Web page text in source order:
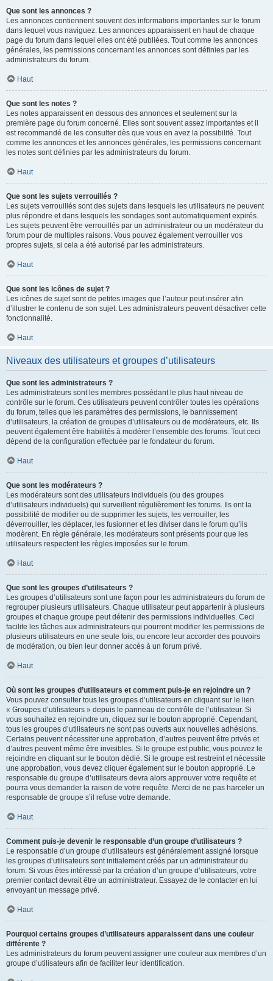
Que sont les annonces ?
Les annonces contiennent souvent des informations importantes sur le forum
dans lequel vous naviguez. Les annonces apparaissent en haut de chaque
page du forum dans lequel elles ont été publiées. Tout comme les annonces
générales, les permissions concernant les annonces sont définies par les
administrateurs du forum.
Haut
Que sont les notes ?
Les notes apparaissent en dessous des annonces et seulement sur la
première page du forum concerné. Elles sont souvent assez importantes et il
est recommandé de les consulter dès que vous en avez la possibilité. Tout
comme les annonces et les annonces générales, les permissions concernant
les notes sont définies par les administrateurs du forum.
Haut
Que sont les sujets verrouillés ?
Les sujets verrouillés sont des sujets dans lesquels les utilisateurs ne peuvent
plus répondre et dans lesquels les sondages sont automatiquement expirés.
Les sujets peuvent être verrouillés par un administrateur ou un modérateur du
forum pour de multiples raisons. Vous pouvez également verrouiller vos
propres sujets, si cela a été autorisé par les administrateurs.
Haut
Que sont les icônes de sujet ?
Les icônes de sujet sont de petites images que l’auteur peut insérer afin
d’illustrer le contenu de son sujet. Les administrateurs peuvent désactiver cette
fonctionnalité.
Haut
Niveaux des utilisateurs et groupes d’utilisateurs
Que sont les administrateurs ?
Les administrateurs sont les membres possédant le plus haut niveau de
contrôle sur le forum. Ces utilisateurs peuvent contrôler toutes les opérations
du forum, telles que les paramètres des permissions, le bannissement
d’utilisateurs, la création de groupes d’utilisateurs ou de modérateurs, etc. Ils
peuvent également être habilités à modérer l’ensemble des forums. Tout ceci
dépend de la configuration effectuée par le fondateur du forum.
Haut
Que sont les modérateurs ?
Les modérateurs sont des utilisateurs individuels (ou des groupes
d’utilisateurs individuels) qui surveillent régulièrement les forums. Ils ont la
possibilité de modifier ou de supprimer les sujets, les verrouiller, les
déverrouiller, les déplacer, les fusionner et les diviser dans le forum qu’ils
modèrent. En règle générale, les modérateurs sont présents pour que les
utilisateurs respectent les règles imposées sur le forum.
Haut
Que sont les groupes d’utilisateurs ?
Les groupes d’utilisateurs sont une façon pour les administrateurs du forum de
regrouper plusieurs utilisateurs. Chaque utilisateur peut appartenir à plusieurs
groupes et chaque groupe peut détenir des permissions individuelles. Ceci
facilite les tâches aux administrateurs qui pourront modifier les permissions de
plusieurs utilisateurs en une seule fois, ou encore leur accorder des pouvoirs
de modération, ou bien leur donner accès à un forum privé.
Haut
Où sont les groupes d’utilisateurs et comment puis-je en rejoindre un ?
Vous pouvez consulter tous les groupes d’utilisateurs en cliquant sur le lien
« Groupes d’utilisateurs » depuis le panneau de contrôle de l’utilisateur. Si
vous souhaitez en rejoindre un, cliquez sur le bouton approprié. Cependant,
tous les groupes d’utilisateurs ne sont pas ouverts aux nouvelles adhésions.
Certains peuvent nécessiter une approbation, d’autres peuvent être privés et
d’autres peuvent même être invisibles. Si le groupe est public, vous pouvez le
rejoindre en cliquant sur le bouton dédié. Si le groupe est restreint et nécessite
une approbation, vous devez cliquer également sur le bouton approprié. Le
responsable du groupe d’utilisateurs devra alors approuver votre requête et
pourra vous demander la raison de votre requête. Merci de ne pas harceler un
responsable de groupe s’il refuse votre demande.
Haut
Comment puis-je devenir le responsable d’un groupe d’utilisateurs ?
Le responsable d’un groupe d’utilisateurs est généralement assigné lorsque
les groupes d’utilisateurs sont initialement créés par un administrateur du
forum. Si vous êtes intéressé par la création d’un groupe d’utilisateurs, votre
premier contact devrait être un administrateur. Essayez de le contacter en lui
envoyant un message privé.
Haut
Pourquoi certains groupes d’utilisateurs apparaissent dans une couleur
différente ?
Les administrateurs du forum peuvent assigner une couleur aux membres d’un
groupe d’utilisateurs afin de faciliter leur identification.